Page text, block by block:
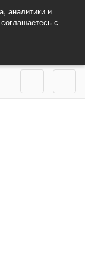
аналитики и
с